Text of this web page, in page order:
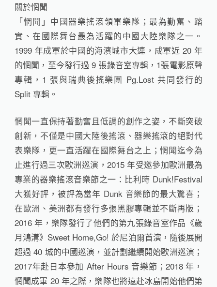
關於惘聞
「惘聞」中國器樂搖滾領軍樂隊；最為勤奮、踏
實、在國際舞台最為活躍的中國大陸樂隊之一。
1999 年成軍於中國的海濱城市大連，成軍近 20 年
的惘聞，至今發行過 9 張錄音室專輯，1張電影原聲
專輯，1 張與瑞典後搖樂團 Pg.Lost 共同發行的
Split 專輯。
惘聞一直保持著勤奮且低調的創作之姿，不斷突破
創新，不僅是中國大陸後搖滾、器樂搖滾的絕對代
表樂隊，更一直活躍在國際舞台之上；惘聞迄今為
止進行過三次歐洲巡演，2015 年受邀參加歐洲最為
專業的器樂搖滾音樂節之一：比利時 Dunk!Festival
大獲好評，被評為當年 Dunk 音樂節的最大驚喜；
在歐洲、美洲都有發行多張黑膠專輯並不斷再版；
2016 年，樂隊發行了他們的第九張錄音室作品《歲
月鴻溝》Sweet Home,Go! 於尼泊爾首演，隨後展開
超過 40 城的中國巡演，並計劃繼續開始歐洲巡演；
2017年赴日本參加 After Hours 音樂節；2018 年，
惘聞成軍 20 年之際，樂隊也將遠赴冰島開始他們第